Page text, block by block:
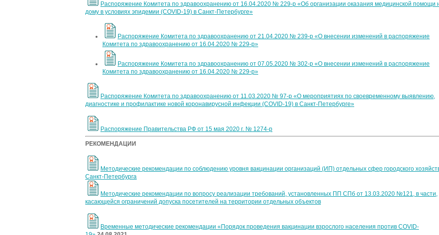
Распоряжение Комитета по здравоохранению от 16.04.2020 № 229-р «Об организации оказания медицинской помощи
дому в условиях эпидемии (COVID-19) в Санкт-Петербурге»
Распоряжение Комитета по здравоохранению от 21.04.2020 № 239-р «О внесении изменений в распоряжение
Комитета по здравоохранению от 16.04.2020 № 229-р»
Распоряжение Комитета по здравоохранению от 07.05.2020 № 302-р «О внесении изменений в распоряжение
Комитета по здравоохранению от 16.04.2020 № 229-р»
Распоряжение Комитета по здравоохранению от 11.03.2020 № 97-р «О мероприятиях по своевременному выявлению,
диагностике и профилактике новой коронавирусной инфекции (COVID-19) в Санкт-Петербурге»
Распоряжение Правительства РФ от 15 мая 2020 г. № 1274-р
РЕКОМЕНДАЦИИ
Методические рекомендации по соблюдению уровня вакцинации организаций (ИП) отдельных сфер городского
Санкт-Петербурга
Методические рекомендации по вопросу реализации требований, установленных ПП СПб от 13.03.2020 №121, в части,
касающейся ограничений допуска посетителей на территории отдельных объектов
Временные методические рекомендации «Порядок проведения вакцинации взрослого населения против COVID-